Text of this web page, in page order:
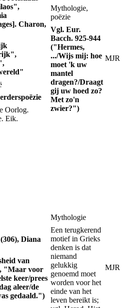
Charon,
Oorlog.
Eik.
Mythologie,
poëzie
Vgl. Eur.
Bacch. 925-944
("Hermes,
.../Wijs mij: hoe
moet 'k uw
mantel
dragen?/Draagt
gij uw hoed zo?
Met zo'n
zwier?")
MJR
Diana
van
"Maar voor
keer/prees
aleer/de
gedaald.")
Mythologie
Een terugkerend
motief in Grieks
denken is dat
niemand
gelukkig
genoemd moet
worden voor het
einde van het
leven bereikt is;
MJR